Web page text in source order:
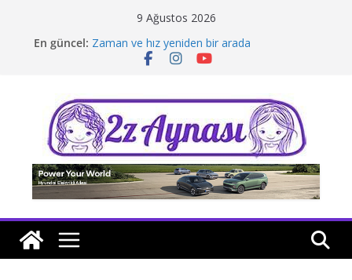
9 Ağustos 2026
En güncel: Zaman ve hız yeniden bir arada
Borusan Next Bodrum’da açıldı
Tatil rotasında test sürüşü